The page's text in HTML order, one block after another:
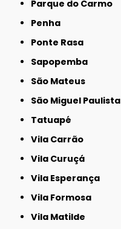
Parque do Carmo
Penha
Ponte Rasa
Sapopemba
São Mateus
São Miguel Paulista
Tatuapé
Vila Carrão
Vila Curuçá
Vila Esperança
Vila Formosa
Vila Matilde